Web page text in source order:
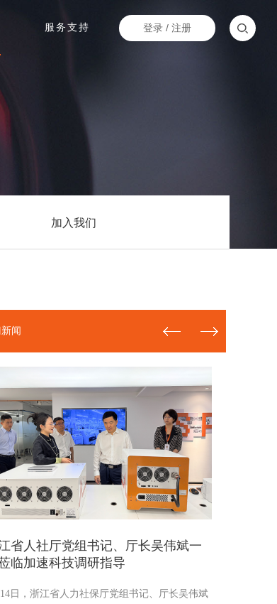
服务支持 登录 / 注册
加入我们
闻
省人社厅党组书记、厅长吴伟斌一
临加速科技调研指导
日，浙江省人力社保厅党组书记、厅长吴伟斌